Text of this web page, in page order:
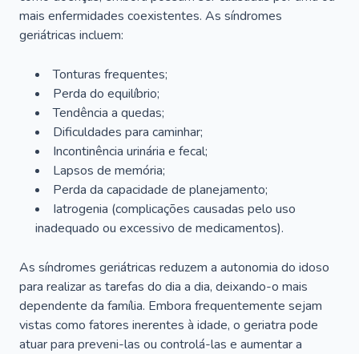
mais enfermidades coexistentes. As síndromes
geriátricas incluem:
Tonturas frequentes;
Perda do equilíbrio;
Tendência a quedas;
Dificuldades para caminhar;
Incontinência urinária e fecal;
Lapsos de memória;
Perda da capacidade de planejamento;
Iatrogenia (complicações causadas pelo uso
inadequado ou excessivo de medicamentos).
As síndromes geriátricas reduzem a autonomia do idoso
para realizar as tarefas do dia a dia, deixando-o mais
dependente da família. Embora frequentemente sejam
vistas como fatores inerentes à idade, o geriatra pode
atuar para preveni-las ou controlá-las e aumentar a